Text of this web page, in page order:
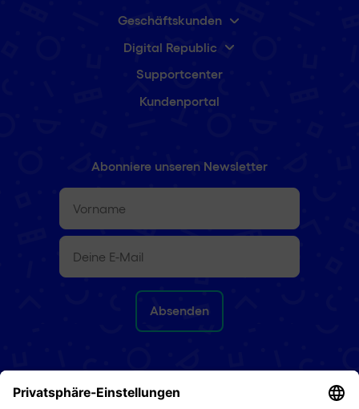
Geschäftskunden
Digital Republic
Supportcenter
Kundenportal
Abonniere unseren Newsletter
Vorname
E-
Mail(erforderlich)